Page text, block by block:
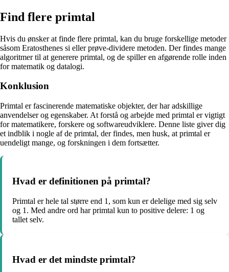
Find flere primtal
Hvis du ønsker at finde flere primtal, kan du bruge forskellige metoder
såsom Eratosthenes si eller prøve-dividere metoden. Der findes mange
algoritmer til at generere primtal, og de spiller en afgørende rolle inden
for matematik og datalogi.
Konklusion
Primtal er fascinerende matematiske objekter, der har adskillige
anvendelser og egenskaber. At forstå og arbejde med primtal er vigtigt
for matematikere, forskere og softwareudviklere. Denne liste giver dig
et indblik i nogle af de primtal, der findes, men husk, at primtal er
uendeligt mange, og forskningen i dem fortsætter.
Hvad er definitionen på primtal?
Primtal er hele tal større end 1, som kun er delelige med sig selv
og 1. Med andre ord har primtal kun to positive delere: 1 og
tallet selv.
Hvad er det mindste primtal?